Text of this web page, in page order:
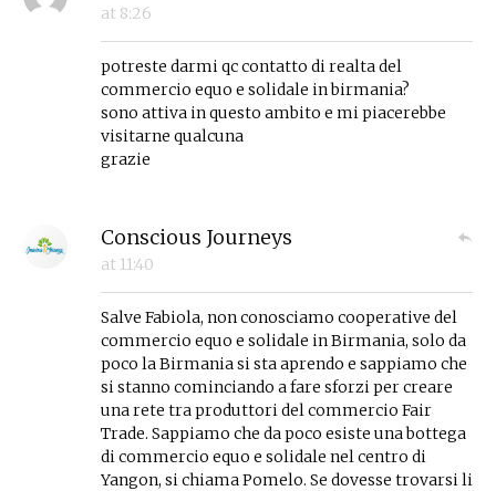
at 8:26
potreste darmi qc contatto di realta del
commercio equo e solidale in birmania?
sono attiva in questo ambito e mi piacerebbe
visitarne qualcuna
grazie
Conscious Journeys
at 11:40
Salve Fabiola, non conosciamo cooperative del
commercio equo e solidale in Birmania, solo da
poco la Birmania si sta aprendo e sappiamo che
si stanno cominciando a fare sforzi per creare
una rete tra produttori del commercio Fair
Trade. Sappiamo che da poco esiste una bottega
di commercio equo e solidale nel centro di
Yangon, si chiama Pomelo. Se dovesse trovarsi li